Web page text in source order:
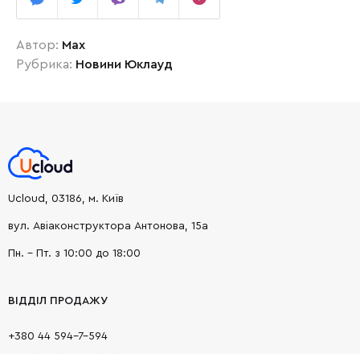
Автор: Max
Рубрика: Новини Юклауд
Ucloud, 03186, м. Київ
вул. Авіаконструктора Антонова, 15а
Пн. - Пт. з 10:00 до 18:00
ВІДДІЛ ПРОДАЖУ
+380 44 594-7-594